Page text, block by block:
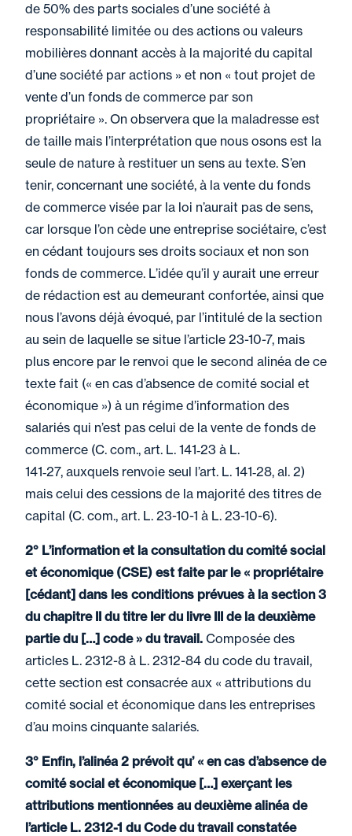
de 50% des parts sociales d’une société à
responsabilité limitée ou des actions ou valeurs
mobilières donnant accès à la majorité du capital
d’une société par actions » et non « tout projet de
vente d’un fonds de commerce par son
propriétaire ». On observera que la maladresse est
de taille mais l’interprétation que nous osons est la
seule de nature à restituer un sens au texte. S’en
tenir, concernant une société, à la vente du fonds
de commerce visée par la loi n’aurait pas de sens,
car lorsque l’on cède une entreprise sociétaire, c’est
en cédant toujours ses droits sociaux et non son
fonds de commerce. L’idée qu’il y aurait une erreur
de rédaction est au demeurant confortée, ainsi que
nous l’avons déjà évoqué, par l’intitulé de la section
au sein de laquelle se situe l’article 23-10-7, mais
plus encore par le renvoi que le second alinéa de ce
texte fait (« en cas d’absence de comité social et
économique ») à un régime d’information des
salariés qui n’est pas celui de la vente de fonds de
commerce (C. com., art. L. 141‑23 à L.
141‑27, auxquels renvoie seul l’art. L. 141‑28, al. 2)
mais celui des cessions de la majorité des titres de
capital (C. com., art. L. 23-10-1 à L. 23-10-6).
2° L’information et la consultation du comité social
et économique (CSE) est faite par le « propriétaire
[cédant] dans les conditions prévues à la section 3
du chapitre II du titre Ier du livre III de la deuxième
partie du […] code » du travail. Composée des
articles L. 2312-8 à L. 2312-84 du code du travail,
cette section est consacrée aux « attributions du
comité social et économique dans les entreprises
d’au moins cinquante salariés.
3° Enfin, l’alinéa 2 prévoit qu’ « en cas d’absence de
comité social et économique […] exerçant les
attributions mentionnées au deuxième alinéa de
l’article L. 2312-1 du Code du travail constatée